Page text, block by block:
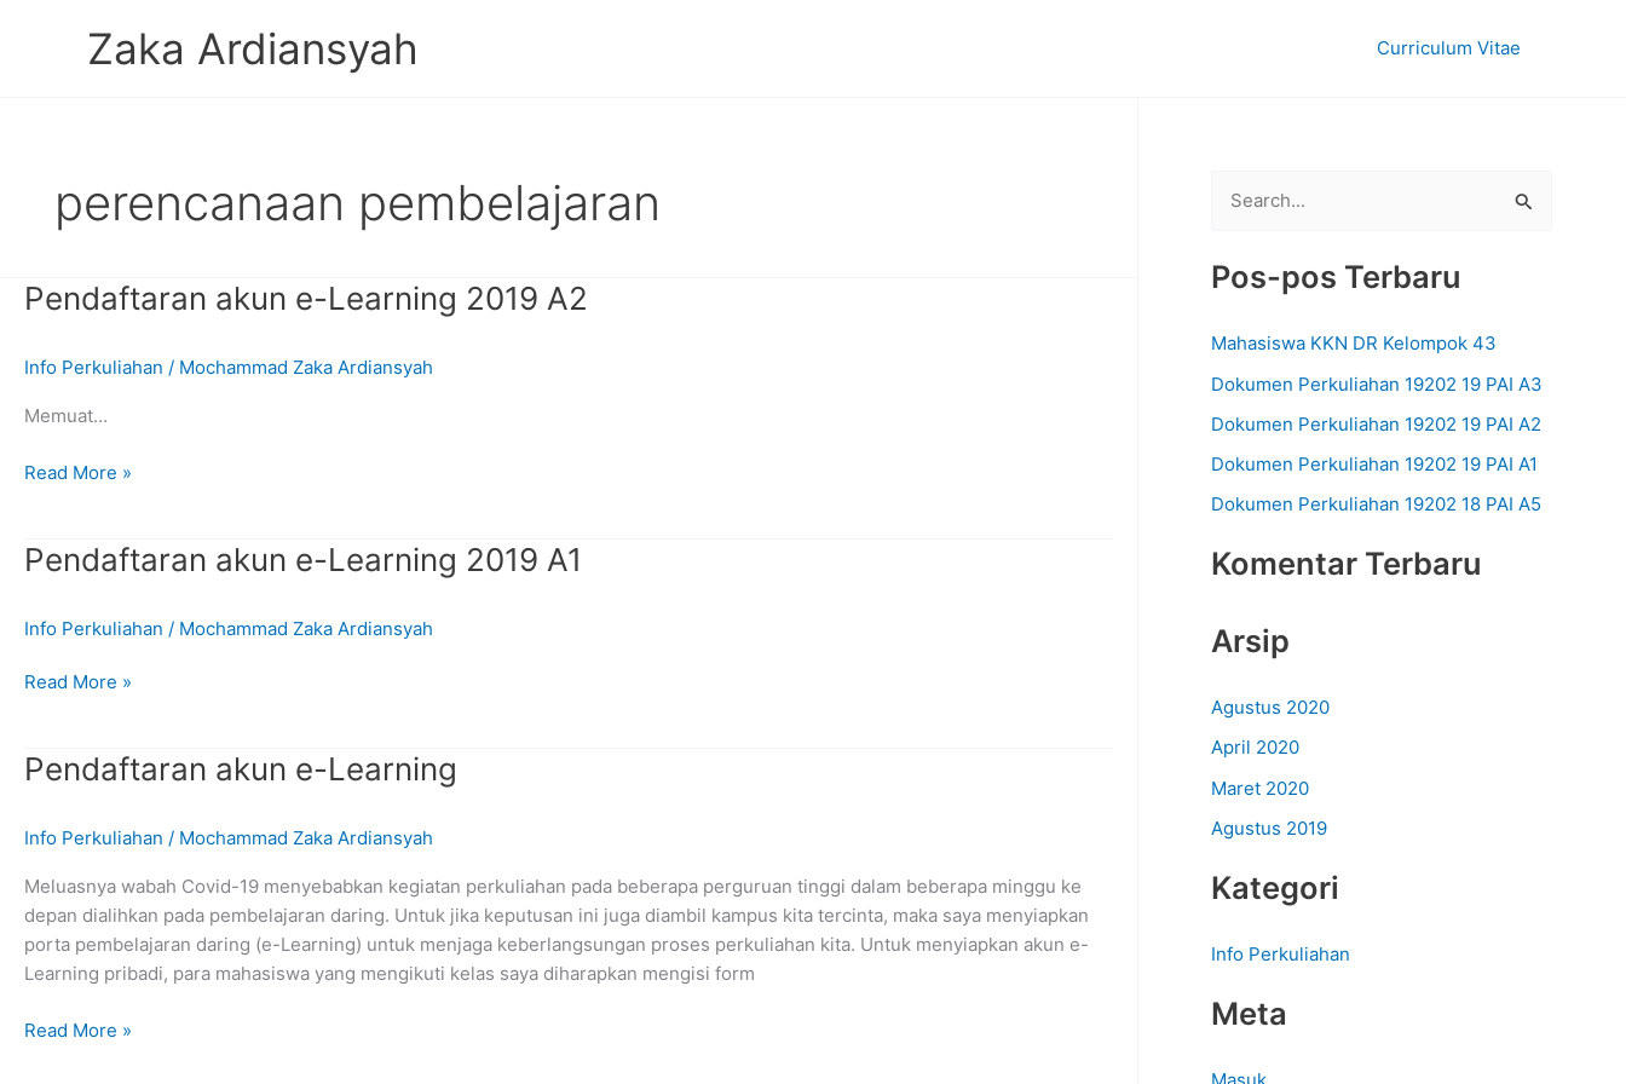
Zaka Ardiansyah Curriculum Vitae
perencanaan pembelajaran
Pendaftaran akun e-Learning 2019 A2
Info Perkuliahan / Mochammad Zaka Ardiansyah
Memuat…
Pendaftaran
Learning
A2
Read More »
Pendaftaran akun e-Learning 2019 A1
Info Perkuliahan / Mochammad Zaka Ardiansyah
Pendaftaran
Learning
A1
Read More »
Pendaftaran akun e-Learning
Info Perkuliahan / Mochammad Zaka Ardiansyah
Meluasnya wabah Covid-19 menyebabkan kegiatan perkuliahan pada beberapa perguruan tinggi dalam beberapa minggu ke
depan dialihkan pada pembelajaran daring. Untuk jika keputusan ini juga diambil kampus kita tercinta, maka saya menyiapkan
porta pembelajaran daring (e-Learning) untuk menjaga keberlangsungan proses perkuliahan kita. Untuk menyiapkan akun e-
Learning pribadi, para mahasiswa yang mengikuti kelas saya diharapkan mengisi form
Pendaftaran
Read More »
r
i
u
k
:
Pos-pos Terbaru
Mahasiswa KKN DR Kelompok 43
Dokumen Perkuliahan 19202 19 PAI A3
Dokumen Perkuliahan 19202 19 PAI A2
Dokumen Perkuliahan 19202 19 PAI A1
Dokumen Perkuliahan 19202 18 PAI A5
Komentar Terbaru
Arsip
Agustus 2020
April 2020
Maret 2020
Agustus 2019
Kategori
Info Perkuliahan
Meta